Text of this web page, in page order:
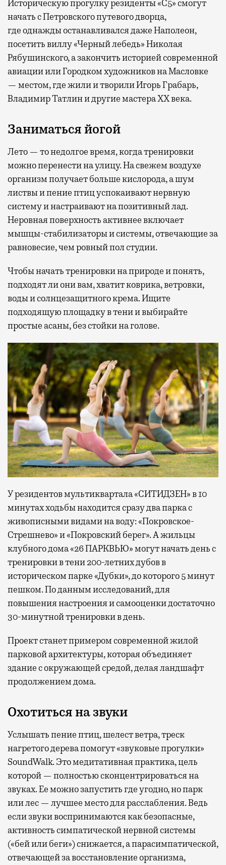
Историческую прогулку резиденты «С5» смогут
начать с Петровского путевого дворца,
гдеоднажды останавливался даже Наполеон,
посетить виллу «Черный лебедь» Николая
Рябушинского, а закончить историей современной
авиации или Городком художников на Масловке
— местом, где жили и творили Игорь Грабарь,
Владимир Татлин и другие мастера XX века.
Заниматься йогой
Лето — то недолгое время, когда тренировки
можно перенести на улицу. На свежем воздухе
организм получает больше кислорода, а шум
листвы и пение птиц успокаивают нервную
систему и настраивают на позитивный лад.
Неровная поверхность активнее включает
мышцы-стабилизаторы и системы, отвечающие за
равновесие, чем ровный пол студии.
Чтобы начать тренировки на природе и понять,
подходят ли они вам, хватит коврика, ветровки,
воды и солнцезащитного крема. Ищите
подходящую площадку в тени и выбирайте
простые асаны, без стойки на голове.
У резидентов мультиквартала «СИТИДЗЕН» в 10
минутах ходьбы находится сразу два парка с
живописными видами на воду: «Покровское-
Стрешнево» и «Покровский берег». А жильцы
клубного дома «26 ПАРКВЬЮ» могут начать день с
тренировки в тени 200-летних дубов в
историческом парке «Дубки», до которого 5 минут
пешком. По данным исследований, для
повышения настроения и самооценки достаточно
30-минутной тренировки в день.
Проект станет примером современной жилой
парковой архитектуры, которая объединяет
здание с окружающей средой, делая ландшафт
продолжением дома.
Охотиться на звуки
Услышать пение птиц, шелест ветра, треск
нагретого дерева помогут «звуковые прогулки»
SoundWalk. Это медитативная практика, цель
которой — полностью сконцентрироваться на
звуках. Ее можно запустить где угодно, но парк
или лес — лучшее место для расслабления. Ведь
если звуки воспринимаются как безопасные,
активность симпатической нервной системы
(«бей или беги») снижается, а парасимпатической,
отвечающей за восстановление организма,